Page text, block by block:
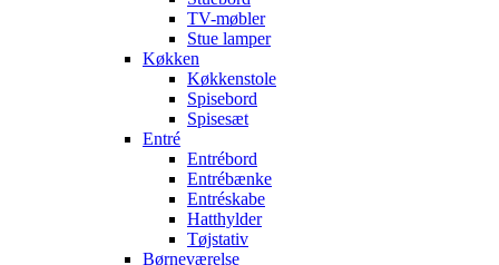
TV-møbler
Stue lamper
Køkken
Køkkenstole
Spisebord
Spisesæt
Entré
Entrébord
Entrébænke
Entréskabe
Hatthylder
Tøjstativ
Børneværelse